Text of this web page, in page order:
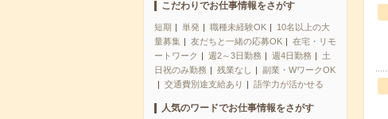
こだわりでお仕事情報をさがす
短期 単発 職種未経験OK
10名以上の大
量募集
友だちと一緒の応募OK
在宅・リモ
ートワーク
週2～3日勤務 週4日勤務
土
日祝のみ勤務
残業なし
副業・WワークOK
交通費別途支給あり
語学力が活かせる
人気のワードでお仕事情報をさがす